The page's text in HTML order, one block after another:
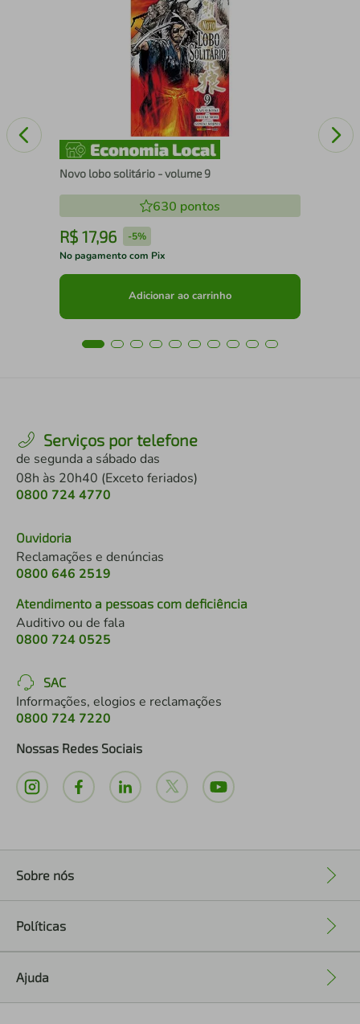
Novo lobo solitário - volume 9
630 pontos
R$ 17,96 -5%
No pagamento com Pix
Adicionar ao carrinho
Serviços por telefone
de segunda a sábado das
08h às 20h40 (Exceto feriados)
0800 724 4770
Ouvidoria
Reclamações e denúncias
0800 646 2519
Atendimento a pessoas com deficiência
Auditivo ou de fala
0800 724 0525
SAC
Informações, elogios e reclamações
0800 724 7220
Nossas Redes Sociais
Sobre nós
Políticas
Ajuda